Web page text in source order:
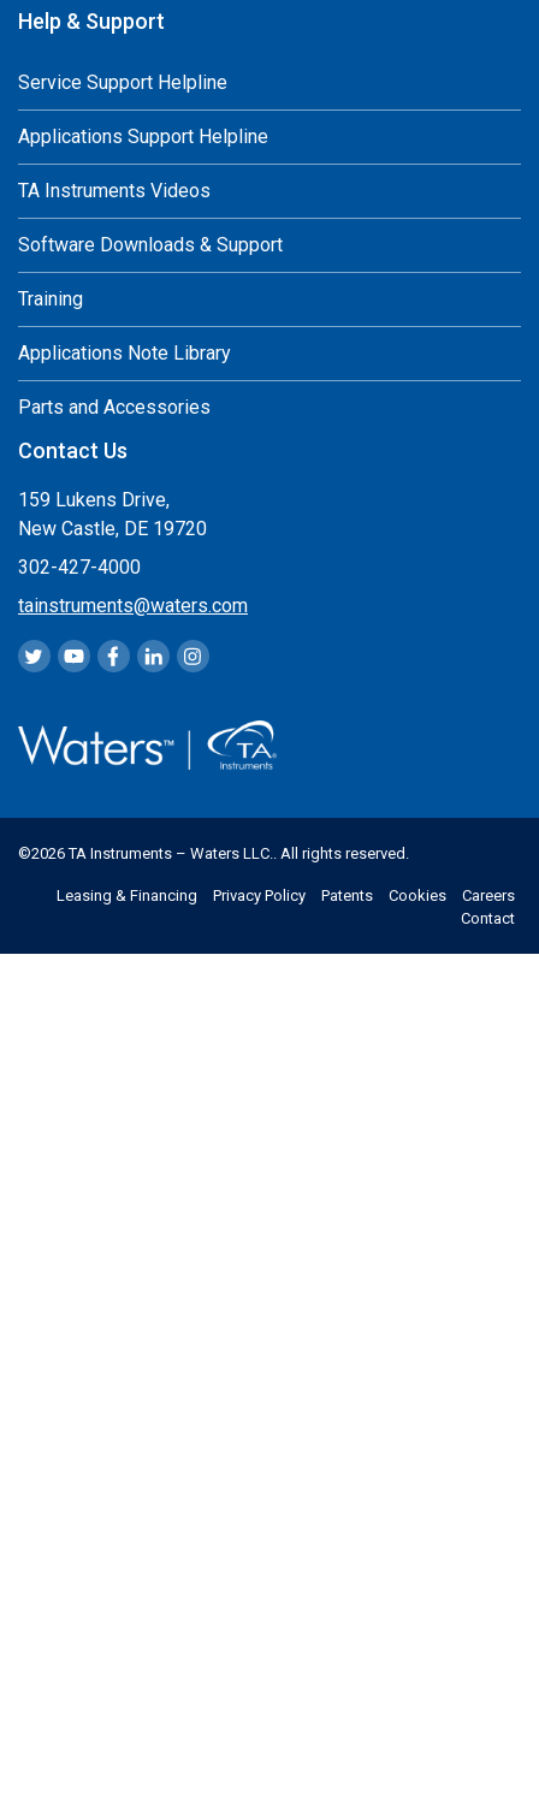
Help & Support
Service Support Helpline
Applications Support Helpline
TA Instruments Videos
Software Downloads & Support
Training
Applications Note Library
Parts and Accessories
Contact Us
159 Lukens Drive,
New Castle, DE 19720
302-427-4000
tainstruments@waters.com
©2026 TA Instruments – Waters LLC.. All rights reserved.
Leasing & Financing Privacy Policy Patents Cookies
Careers
Contact